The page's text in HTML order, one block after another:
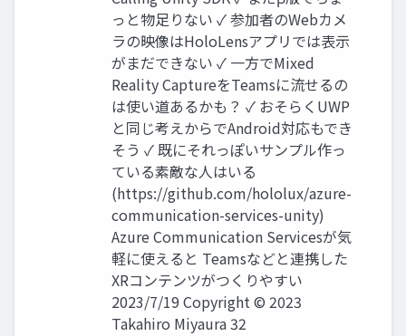
っと物足りない ✓ 参加者のWebカメ
ラの映像はHoloLensアプリでは表示
がまだできない ✓ 一方でMixed
Reality CaptureをTeamsに流せるの
は使い道あるかも？ ✓ おそらくUWP
と同じ考えからでAndroid対応もでき
そう ✓ 既にそれっぽいサンプル作っ
ている素敵な人はいる
(https://github.com/hololux/azure-
communication-services-unity)
Azure Communication Servicesが気
軽に使えると Teamsなどと連携した
XRコンテンツがつくりやすい
2023/7/19 Copyright © 2023
Takahiro Miyaura 32